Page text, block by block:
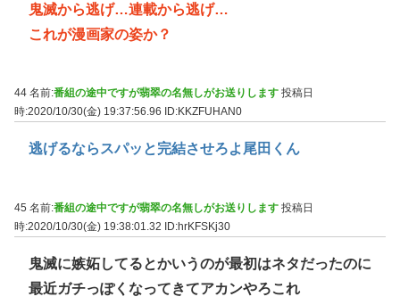
鬼滅から逃げ…連載から逃げ…
これが漫画家の姿か？
44 名前:番組の途中ですが翡翠の名無しがお送りします 投稿日
時:2020/10/30(金) 19:37:56.96
ID:KKZFUHAN0
逃げるならスパッと完結させろよ尾田くん
45 名前:番組の途中ですが翡翠の名無しがお送りします 投稿日
時:2020/10/30(金) 19:38:01.32
ID:hrKFSKj30
鬼滅に嫉妬してるとかいうのが最初はネタだったのに
最近ガチっぽくなってきてアカンやろこれ